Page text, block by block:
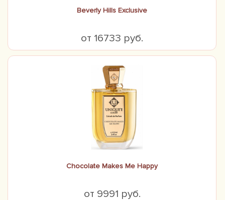
Beverly Hills Exclusive
от 16733 руб.
Chocolate Makes Me Happy
от 9991 руб.